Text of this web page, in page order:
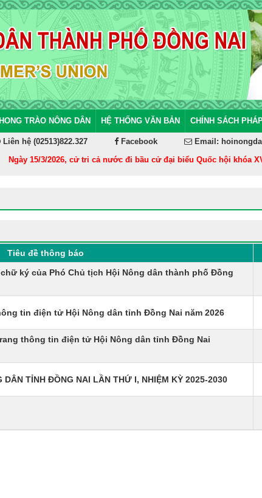
TRÀO NÔNG DÂN HỆ THỐNG VĂN BẢN CHÍNH SÁCH
Liên hệ (02513)822.327 Facebook
Email:
15/3/2026, cử tri cả nước đi bầu cử đại biểu Quốc hội khóa XVI
Tiêu đề thông báo
ký của Phó Chủ tịch Hội Nông dân thành phố Đồng
tin điện tử Hội Nông dân tỉnh Đồng Nai năm 2026
thông tin điện tử Hội Nông dân tỉnh Đồng Nai
TỈNH ĐỒNG NAI LẦN THỨ I, NHIỆM KỲ 2025-2030